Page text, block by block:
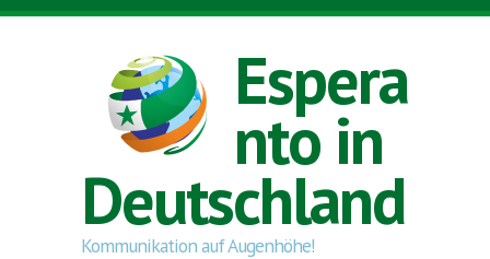
Direkt zum Inhalt
Espera
nto in
Deutschland
Kommunikation auf Augenhöhe!